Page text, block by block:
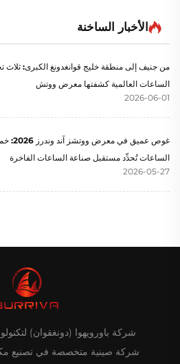
الأخبار الساخنة
من جنيف إلى منطقة خليج قوانغدونغ الكبرى: ثلاث
الساعات العالمية كشفتها معرض ووتش
2026-06-01
غوص
الساعات تُحدِّد مستقبل صناعة الساعات الفاخرة
2026-05-27
شركة باورويهوا (دونغقوان)
شركة صينية متخصصة في تصنيع